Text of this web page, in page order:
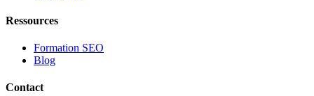
Ressources
Formation SEO
Blog
Contact